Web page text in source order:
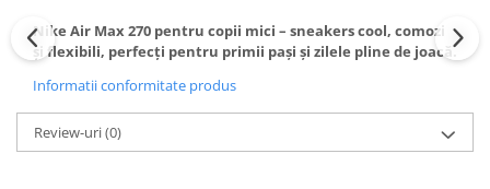
Nike Air Max 270 pentru copii mici – sneakers cool, comozi
și flexibili, perfecți pentru primii pași și zilele pline de joacă.
Informatii conformitate produs
Review-uri(0)